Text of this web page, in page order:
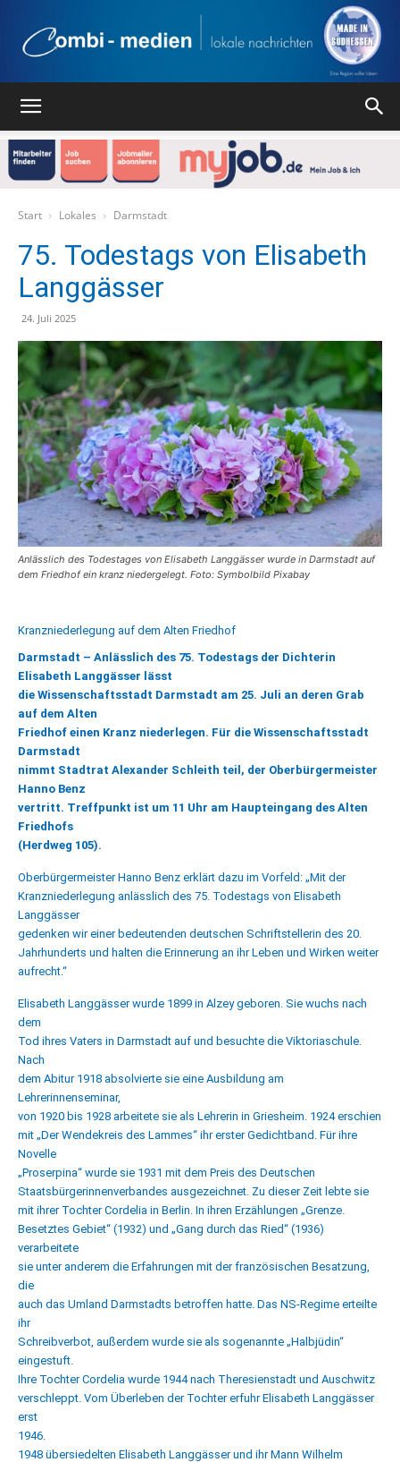
Start Lokales Darmstadt
75. Todestags von Elisabeth
Langgässer
24. Juli 2025
Anlässlich des Todestages von Elisabeth Langgässer wurde in Darmstadt auf
dem Friedhof ein kranz niedergelegt. Foto: Symbolbild Pixabay
Kranzniederlegung auf dem Alten Friedhof
Darmstadt – Anlässlich des 75. Todestags der Dichterin
Elisabeth Langgässer lässt
die Wissenschaftsstadt Darmstadt am 25. Juli an deren Grab
auf dem Alten
Friedhof einen Kranz niederlegen. Für die Wissenschaftsstadt
Darmstadt
nimmt Stadtrat Alexander Schleith teil, der Oberbürgermeister
Hanno Benz
vertritt. Treffpunkt ist um 11 Uhr am Haupteingang des Alten
Friedhofs
(Herdweg 105).
Oberbürgermeister Hanno Benz erklärt dazu im Vorfeld: „Mit der
Kranzniederlegung anlässlich des 75. Todestags von Elisabeth
Langgässer
gedenken wir einer bedeutenden deutschen Schriftstellerin des 20.
Jahrhunderts und halten die Erinnerung an ihr Leben und Wirken weiter
aufrecht.“
Elisabeth Langgässer wurde 1899 in Alzey geboren. Sie wuchs nach
dem
Tod ihres Vaters in Darmstadt auf und besuchte die Viktoriaschule.
Nach
dem Abitur 1918 absolvierte sie eine Ausbildung am
Lehrerinnenseminar,
von 1920 bis 1928 arbeitete sie als Lehrerin in Griesheim. 1924 erschien
mit „Der Wendekreis des Lammes“ ihr erster Gedichtband. Für ihre
Novelle
„Proserpina“ wurde sie 1931 mit dem Preis des Deutschen
Staatsbürgerinnenverbandes ausgezeichnet. Zu dieser Zeit lebte sie
mit ihrer Tochter Cordelia in Berlin. In ihren Erzählungen „Grenze.
Besetztes Gebiet“ (1932) und „Gang durch das Ried“ (1936)
verarbeitete
sie unter anderem die Erfahrungen mit der französischen Besatzung,
die
auch das Umland Darmstadts betroffen hatte. Das NS-Regime erteilte
ihr
Schreibverbot, außerdem wurde sie als sogenannte „Halbjüdin“
eingestuft.
Ihre Tochter Cordelia wurde 1944 nach Theresienstadt und Auschwitz
verschleppt. Vom Überleben der Tochter erfuhr Elisabeth Langgässer
erst
1946.
1948 übersiedelten Elisabeth Langgässer und ihr Mann Wilhelm